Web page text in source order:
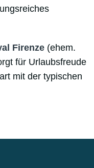
Firenze (ehem.
für Urlaubsfreude
mit der typischen